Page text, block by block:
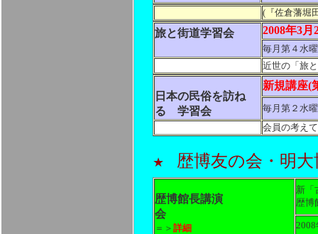
(『佐倉藩堀
旅と街道学習会 2008年3
毎月第４水
近世の「旅
日本の民俗を訪ね
る
学習会
新規講座(
毎月第２水
会員の考え
★ 歴博友の会・明
歴博館長講演
会
＝＞ 詳細
新
歴博